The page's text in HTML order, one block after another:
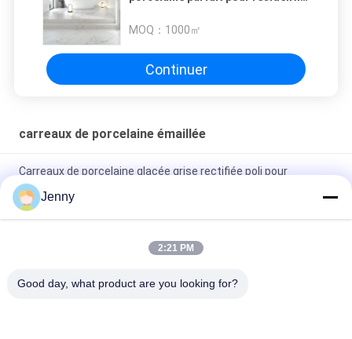
MOQ： 1000㎡
Continuer
carreaux de porcelaine émaillée
Carreaux de porcelaine glacée grise rectifiée poli pour
résidentiel / commercial
Carreaux de porcelaine rectifiée glacée brillante avec finition
polie à faible absorption d'eau
corps entier Matte Finition Avec 0,05% d'absorption d'eau
Jenny
2:21 PM
Good day, what product are you looking for?